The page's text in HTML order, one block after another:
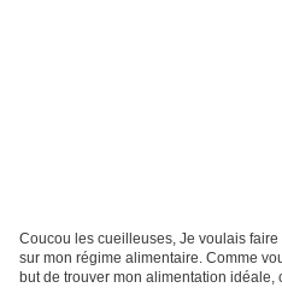
Coucou les cueilleuses, Je voulais
sur mon régime alimentaire. Comme
but de trouver mon alimentation